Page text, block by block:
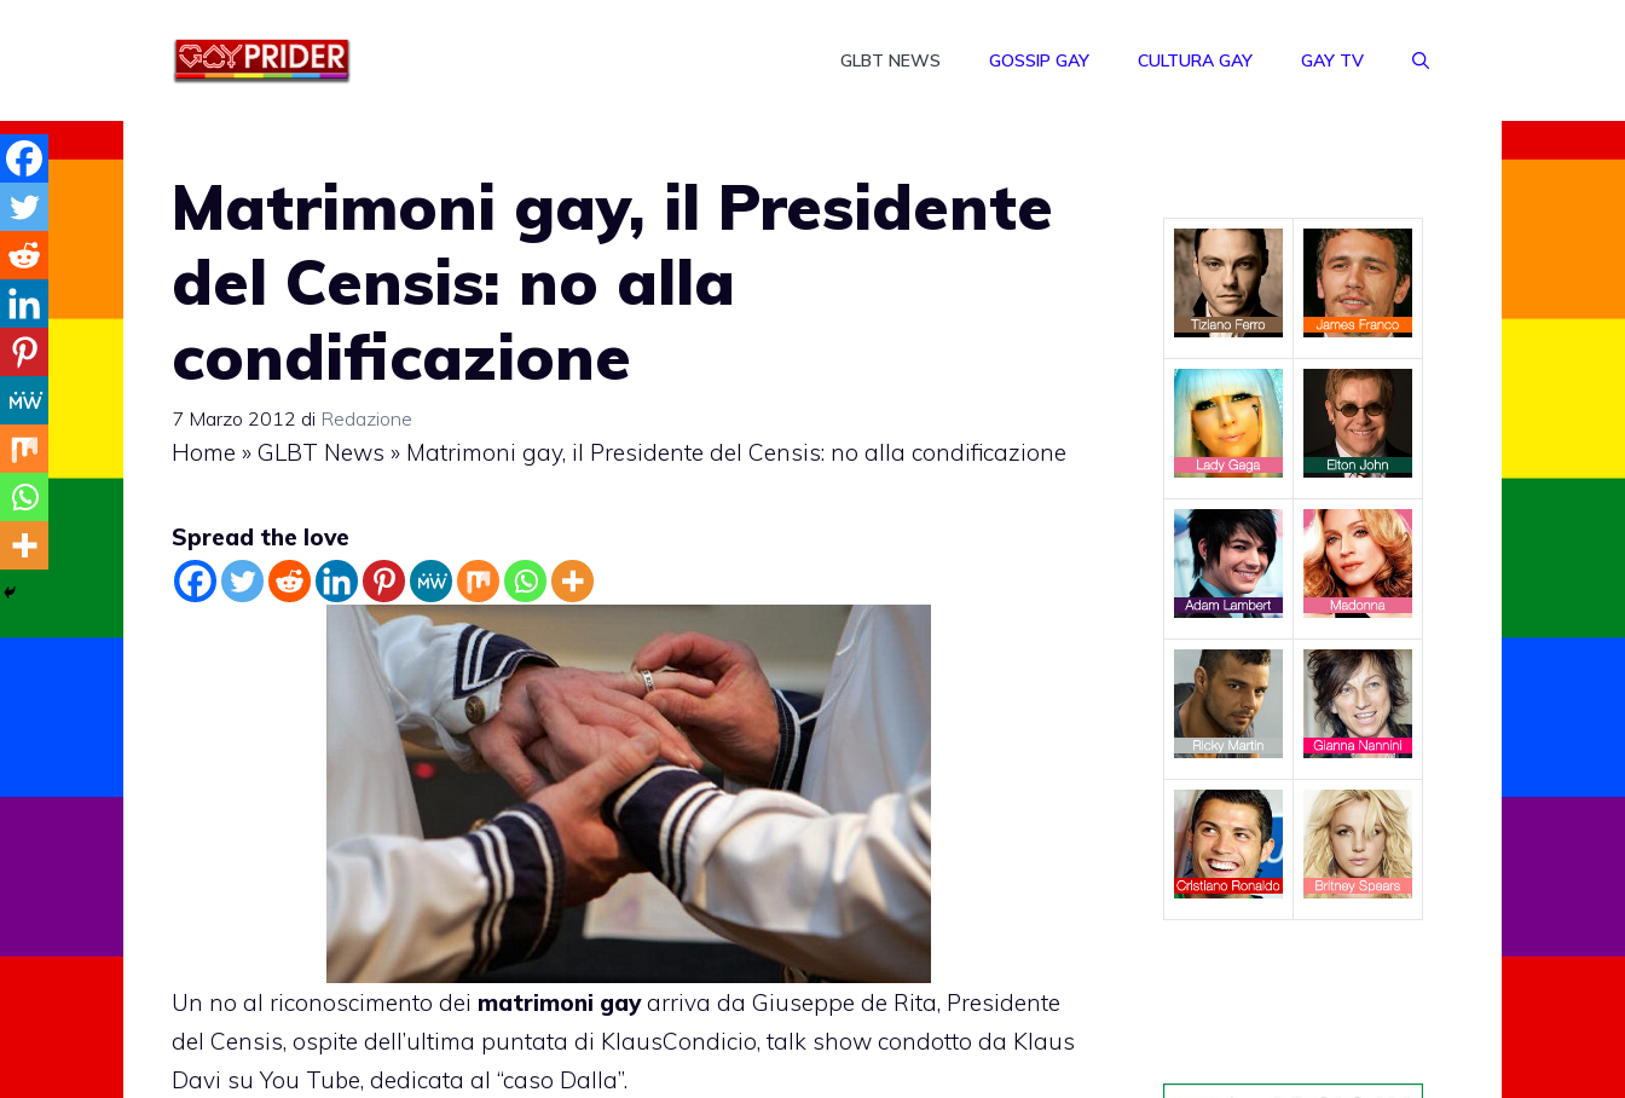
GLBT NEWS GOSSIP GAY CULTURA GAY GAY TV
Matrimoni gay, il Presidente
del Censis: no alla
condificazione
7 Marzo 2012 di Redazione
Home » GLBT News » Matrimoni gay, il Presidente del Censis: no alla condificazione
Spread the love
Un no al riconoscimento dei matrimoni gayarriva da Giuseppe de Rita, Presidente
del Censis, ospite dell’ultima puntata di KlausCondicio, talk show condotto da Klaus
Davi su You Tube, dedicata al “caso Dalla”.